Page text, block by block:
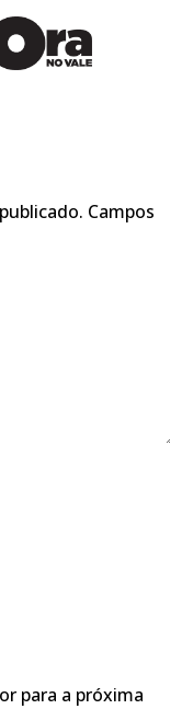
Campos
para a próxima